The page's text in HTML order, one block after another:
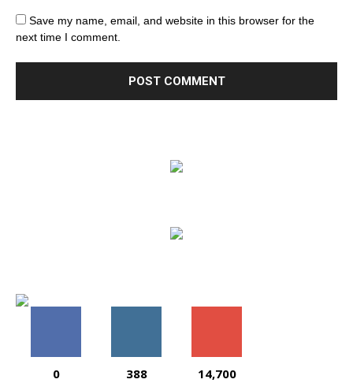
Save my name, email, and website in this browser for the
next time I comment.
0 388 14,700